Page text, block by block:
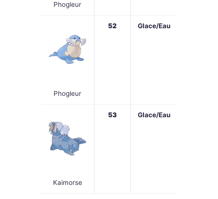
Phogleur
Phogleur
52 Glace/Eau
Kaimorse
53 Glace/Eau